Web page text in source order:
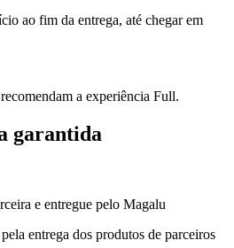
ao fim da entrega, até chegar em
a experiência Full.
garantida
e entregue pelo Magalu
entrega dos produtos de parceiros